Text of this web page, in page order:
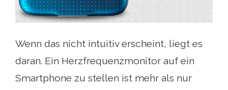
Wenn das nicht intuitiv erscheint, liegt es
daran. Ein Herzfrequenzmonitor auf ein
Smartphone zu stellen ist mehr als nur